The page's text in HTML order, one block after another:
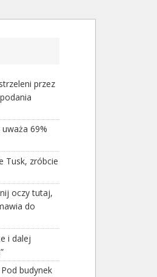
przez
69%
Tusk, zróbcie
oczy tutaj,
do
i dalej
budynek